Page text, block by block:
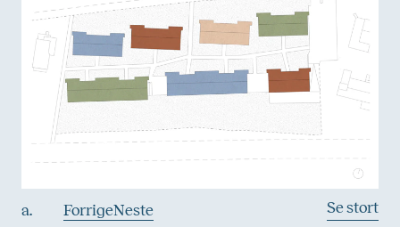
a. ForrigeNeste Se stort